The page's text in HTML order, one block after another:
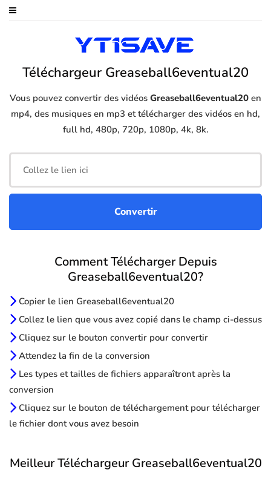
Téléchargeur Greaseball6eventual20
Vous pouvez convertir des vidéos Greaseball6eventual20 en
mp4, des musiques en mp3 et télécharger des vidéos en hd,
full hd, 480p, 720p, 1080p, 4k, 8k.
Comment Télécharger Depuis
Greaseball6eventual20?
Copier le lien Greaseball6eventual20
Collez le lien que vous avez copié dans le champ ci-dessus
Cliquez sur le bouton convertir pour convertir
Attendez la fin de la conversion
Les types et tailles de fichiers apparaîtront après la
conversion
Cliquez sur le bouton de téléchargement pour télécharger
le fichier dont vous avez besoin
Meilleur Téléchargeur Greaseball6eventual20